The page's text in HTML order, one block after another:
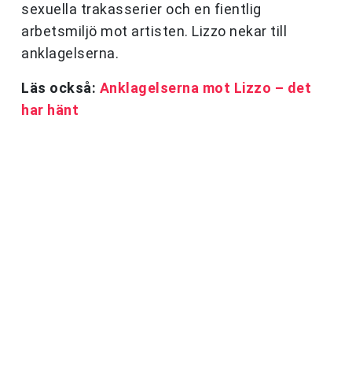
sexuella trakasserier och en fientlig
arbetsmiljö mot artisten. Lizzo nekar till
anklagelserna.
Läs också: Anklagelserna mot Lizzo – det
har hänt